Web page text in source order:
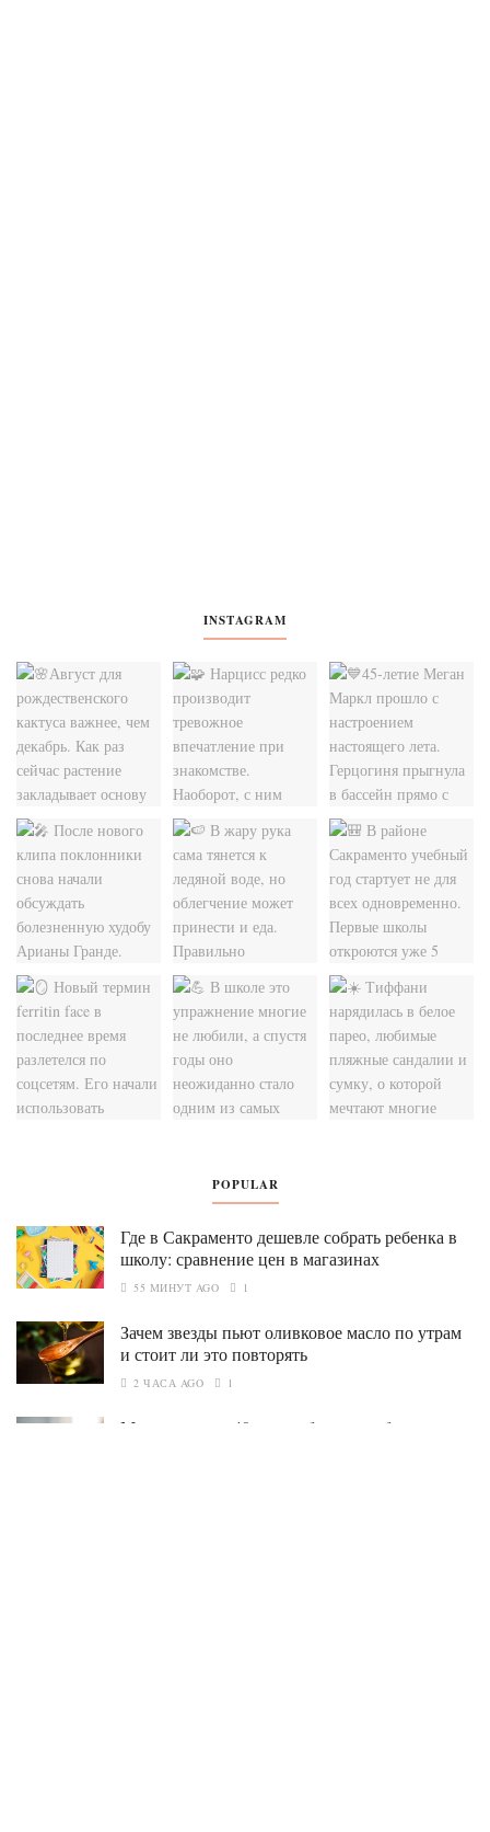
INSTAGRAM
POPULAR
Где в Сакраменто дешевле собрать ребенка в
школу: сравнение цен в магазинах
55 МИНУТ AGO 1
Зачем звезды пьют оливковое масло по утрам
и стоит ли это повторять
2 ЧАСА AGO 1
Макияж после 40: какие бренды работают на